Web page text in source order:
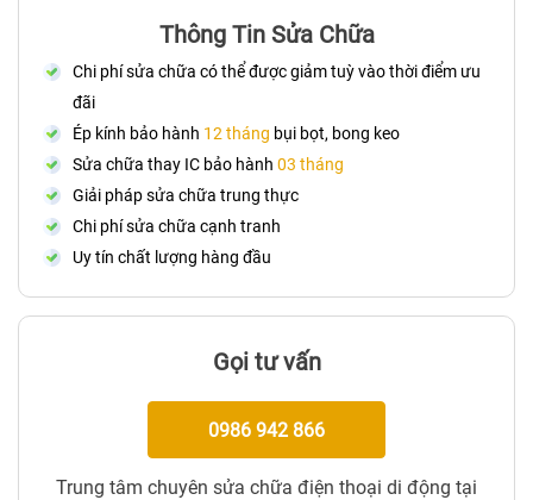
Thông Tin Sửa Chữa
Chi phí sửa chữa có thể được giảm tuỳ vào thời điểm ưu
đãi
Ép kính bảo hành 12 tháng bụi bọt, bong keo
Sửa chữa thay IC bảo hành 03 tháng
Giải pháp sửa chữa trung thực
Chi phí sửa chữa cạnh tranh
Uy tín chất lượng hàng đầu
Gọi tư vấn
0986 942 866
Trung tâm chuyên sửa chữa điện thoại di động tại